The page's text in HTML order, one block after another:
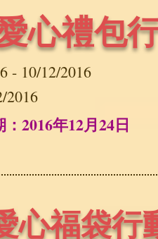
心禮包
- 10/12/2016
2016
2016年12月24日
心福袋